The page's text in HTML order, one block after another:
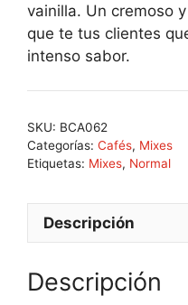
vainilla. Un cremoso
que te tus clientes
intenso sabor.
SKU: BCA062
Categorías: Cafés, Mixes
Etiquetas: Mixes, Normal
Descripción
Descripción